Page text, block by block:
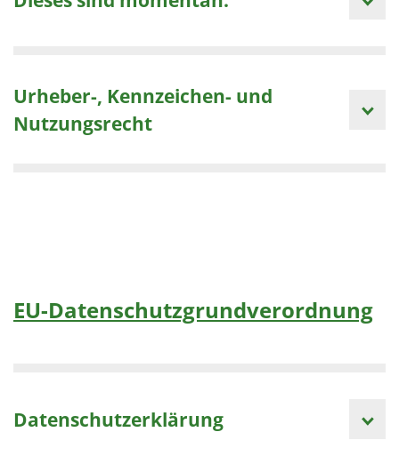
Urheber-, Kennzeichen- und
Nutzungsrecht
EU-Datenschutzgrundverordnung
Datenschutzerklärung